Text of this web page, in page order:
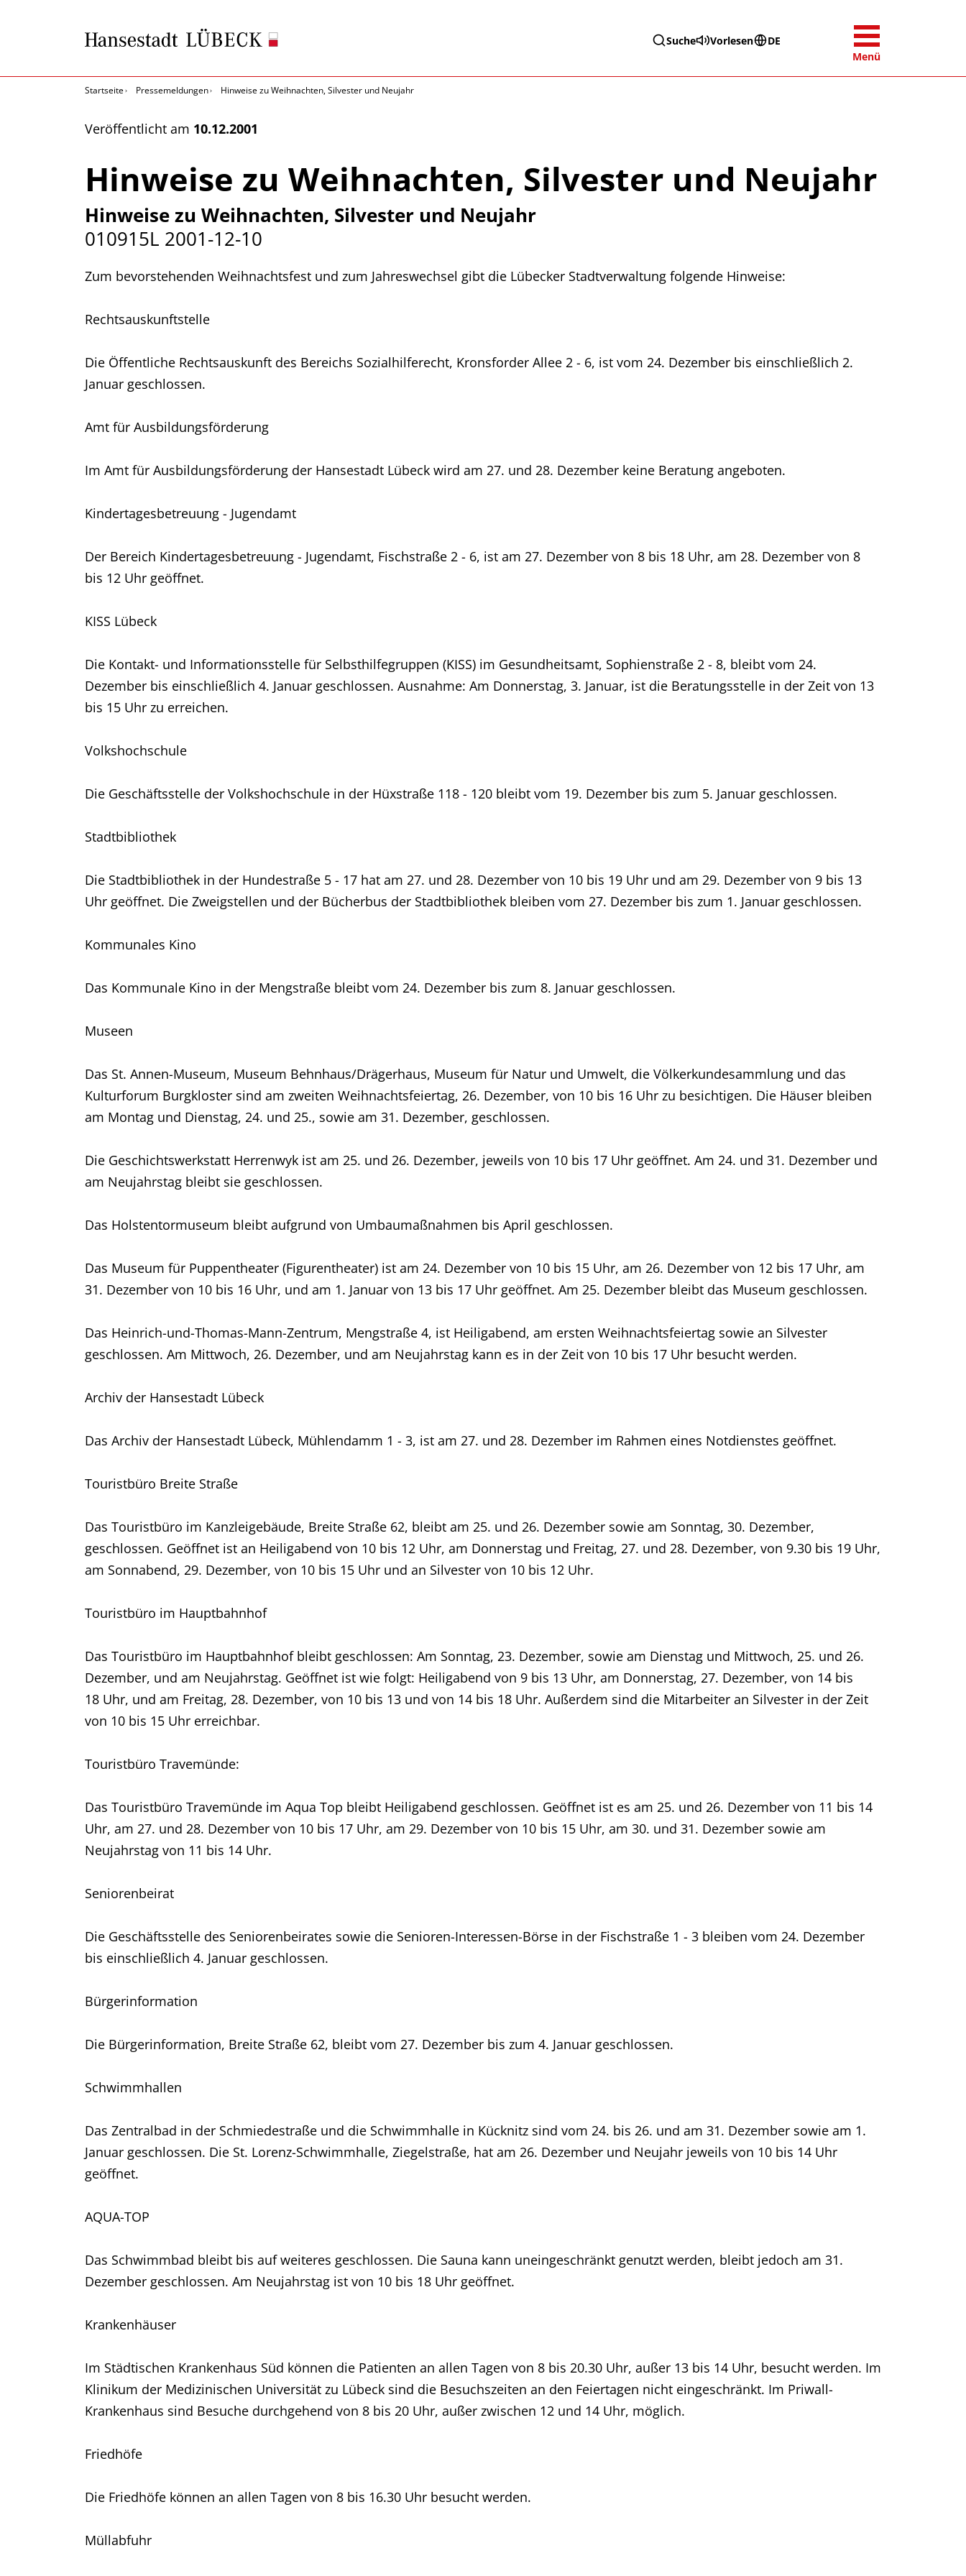
Suche Vorlesen
DE
Menü
Startseite Pressemeldungen Hinweise zu Weihnachten, Silvester und Neujahr
Veröffentlicht am 10.12.2001
Hinweise zu Weihnachten, Silvester und Neujahr
Hinweise zu Weihnachten, Silvester und Neujahr
010915L 2001-12-10
Zum bevorstehenden Weihnachtsfest und zum Jahreswechsel gibt die Lübecker Stadtverwaltung folgende Hinweise:
Rechtsauskunftstelle
Die Öffentliche Rechtsauskunft des Bereichs Sozialhilferecht, Kronsforder Allee 2 - 6, ist vom 24. Dezember bis einschließlich 2.
Januar geschlossen.
Amt für Ausbildungsförderung
Im Amt für Ausbildungsförderung der Hansestadt Lübeck wird am 27. und 28. Dezember keine Beratung angeboten.
Kindertagesbetreuung - Jugendamt
Der Bereich Kindertagesbetreuung - Jugendamt, Fischstraße 2 - 6, ist am 27. Dezember von 8 bis 18 Uhr, am 28. Dezember von 8
bis 12 Uhr geöffnet.
KISS Lübeck
Die Kontakt- und Informationsstelle für Selbsthilfegruppen (KISS) im Gesundheitsamt, Sophienstraße 2 - 8, bleibt vom 24.
Dezember bis einschließlich 4. Januar geschlossen. Ausnahme: Am Donnerstag, 3. Januar, ist die Beratungsstelle in der Zeit von 13
bis 15 Uhr zu erreichen.
Volkshochschule
Die Geschäftsstelle der Volkshochschule in der Hüxstraße 118 - 120 bleibt vom 19. Dezember bis zum 5. Januar geschlossen.
Stadtbibliothek
Die Stadtbibliothek in der Hundestraße 5 - 17 hat am 27. und 28. Dezember von 10 bis 19 Uhr und am 29. Dezember von 9 bis 13
Uhr geöffnet. Die Zweigstellen und der Bücherbus der Stadtbibliothek bleiben vom 27. Dezember bis zum 1. Januar geschlossen.
Kommunales Kino
Das Kommunale Kino in der Mengstraße bleibt vom 24. Dezember bis zum 8. Januar geschlossen.
Museen
Das St. Annen-Museum, Museum Behnhaus/Drägerhaus, Museum für Natur und Umwelt, die Völkerkundesammlung und das
Kulturforum Burgkloster sind am zweiten Weihnachtsfeiertag, 26. Dezember, von 10 bis 16 Uhr zu besichtigen. Die Häuser bleiben
am Montag und Dienstag, 24. und 25., sowie am 31. Dezember, geschlossen.
Die Geschichtswerkstatt Herrenwyk ist am 25. und 26. Dezember, jeweils von 10 bis 17 Uhr geöffnet. Am 24. und 31. Dezember und
am Neujahrstag bleibt sie geschlossen.
Das Holstentormuseum bleibt aufgrund von Umbaumaßnahmen bis April geschlossen.
Das Museum für Puppentheater (Figurentheater) ist am 24. Dezember von 10 bis 15 Uhr, am 26. Dezember von 12 bis 17 Uhr, am
31. Dezember von 10 bis 16 Uhr, und am 1. Januar von 13 bis 17 Uhr geöffnet. Am 25. Dezember bleibt das Museum geschlossen.
Das Heinrich-und-Thomas-Mann-Zentrum, Mengstraße 4, ist Heiligabend, am ersten Weihnachtsfeiertag sowie an Silvester
geschlossen. Am Mittwoch, 26. Dezember, und am Neujahrstag kann es in der Zeit von 10 bis 17 Uhr besucht werden.
Archiv der Hansestadt Lübeck
Das Archiv der Hansestadt Lübeck, Mühlendamm 1 - 3, ist am 27. und 28. Dezember im Rahmen eines Notdienstes geöffnet.
Touristbüro Breite Straße
Das Touristbüro im Kanzleigebäude, Breite Straße 62, bleibt am 25. und 26. Dezember sowie am Sonntag, 30. Dezember,
geschlossen. Geöffnet ist an Heiligabend von 10 bis 12 Uhr, am Donnerstag und Freitag, 27. und 28. Dezember, von 9.30 bis 19 Uhr,
am Sonnabend, 29. Dezember, von 10 bis 15 Uhr und an Silvester von 10 bis 12 Uhr.
Touristbüro im Hauptbahnhof
Das Touristbüro im Hauptbahnhof bleibt geschlossen: Am Sonntag, 23. Dezember, sowie am Dienstag und Mittwoch, 25. und 26.
Dezember, und am Neujahrstag. Geöffnet ist wie folgt: Heiligabend von 9 bis 13 Uhr, am Donnerstag, 27. Dezember, von 14 bis
18 Uhr, und am Freitag, 28. Dezember, von 10 bis 13 und von 14 bis 18 Uhr. Außerdem sind die Mitarbeiter an Silvester in der Zeit
von 10 bis 15 Uhr erreichbar.
Touristbüro Travemünde:
Das Touristbüro Travemünde im Aqua Top bleibt Heiligabend geschlossen. Geöffnet ist es am 25. und 26. Dezember von 11 bis 14
Uhr, am 27. und 28. Dezember von 10 bis 17 Uhr, am 29. Dezember von 10 bis 15 Uhr, am 30. und 31. Dezember sowie am
Neujahrstag von 11 bis 14 Uhr.
Seniorenbeirat
Die Geschäftsstelle des Seniorenbeirates sowie die Senioren-Interessen-Börse in der Fischstraße 1 - 3 bleiben vom 24. Dezember
bis einschließlich 4. Januar geschlossen.
Bürgerinformation
Die Bürgerinformation, Breite Straße 62, bleibt vom 27. Dezember bis zum 4. Januar geschlossen.
Schwimmhallen
Das Zentralbad in der Schmiedestraße und die Schwimmhalle in Kücknitz sind vom 24. bis 26. und am 31. Dezember sowie am 1.
Januar geschlossen. Die St. Lorenz-Schwimmhalle, Ziegelstraße, hat am 26. Dezember und Neujahr jeweils von 10 bis 14 Uhr
geöffnet.
AQUA-TOP
Das Schwimmbad bleibt bis auf weiteres geschlossen. Die Sauna kann uneingeschränkt genutzt werden, bleibt jedoch am 31.
Dezember geschlossen. Am Neujahrstag ist von 10 bis 18 Uhr geöffnet.
Krankenhäuser
Im Städtischen Krankenhaus Süd können die Patienten an allen Tagen von 8 bis 20.30 Uhr, außer 13 bis 14 Uhr, besucht werden. Im
Klinikum der Medizinischen Universität zu Lübeck sind die Besuchszeiten an den Feiertagen nicht eingeschränkt. Im Priwall-
Krankenhaus sind Besuche durchgehend von 8 bis 20 Uhr, außer zwischen 12 und 14 Uhr, möglich.
Friedhöfe
Die Friedhöfe können an allen Tagen von 8 bis 16.30 Uhr besucht werden.
Müllabfuhr